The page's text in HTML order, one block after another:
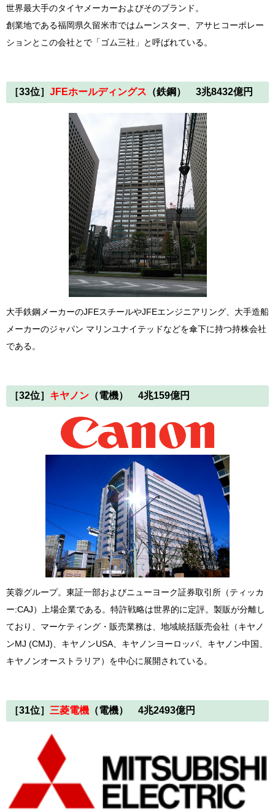
世界最大手のタイヤメーカーおよびそのブランド。
創業地である福岡県久留米市ではムーンスター、アサヒコーポレー
ションとこの会社とで「ゴム三社」と呼ばれている。
［33位］ JFEホールディングス （鉄鋼） 3兆8432億円
大手鉄鋼メーカーのJFEスチールやJFEエンジニアリング、大手造船
メーカーのジャパン マリンユナイテッドなどを傘下に持つ持株会社
である。
［32位］ キヤノン （電機） 4兆159億円
芙蓉グループ。東証一部およびニューヨーク証券取引所（ティッカ
ー:CAJ）上場企業である。特許戦略は世界的に定評。製販が分離し
ており、マーケティング・販売業務は、地域統括販売会社（キヤノ
ンMJ (CMJ)、キヤノンUSA、キヤノンヨーロッパ、キヤノン中国、
キヤノンオーストラリア）を中心に展開されている。
［31位］ 三菱電機 （電機） 4兆2493億円